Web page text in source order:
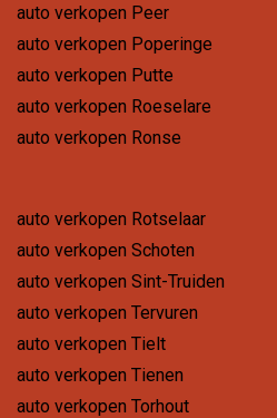
auto verkopen Peer
auto verkopen Poperinge
auto verkopen Putte
auto verkopen Roeselare
auto verkopen Ronse
auto verkopen Rotselaar
auto verkopen Schoten
auto verkopen Sint-Truiden
auto verkopen Tervuren
auto verkopen Tielt
auto verkopen Tienen
auto verkopen Torhout